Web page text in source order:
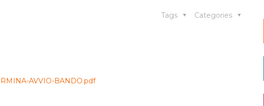
Categories
Tags
AVVIO-BANDO.pdf